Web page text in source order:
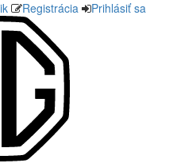
Registrácia Prihlásiť sa